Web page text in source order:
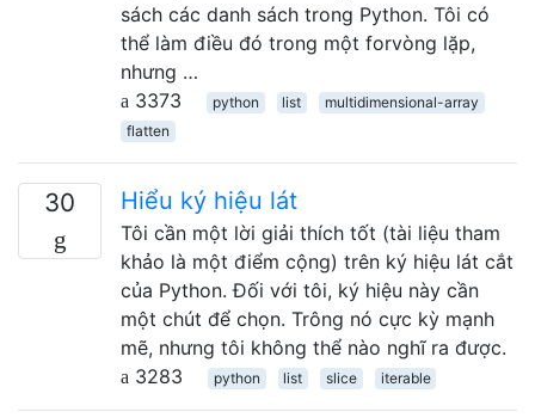
sách các danh sách trong Python. Tôi có
thể làm điều đó trong một forvòng lặp,
nhưng …
3373
python list
multidimensional-array
flatten
30 Hiểu ký hiệu lát
Tôi cần một lời giải thích tốt (tài liệu tham
khảo là một điểm cộng) trên ký hiệu lát cắt
của Python. Đối với tôi, ký hiệu này cần
một chút để chọn. Trông nó cực kỳ mạnh
mẽ, nhưng tôi không thể nào nghĩ ra được.
3283
python list slice iterable